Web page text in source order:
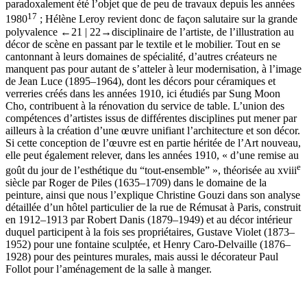
paradoxalement été l’objet que de peu de travaux depuis les années
198017 ; Hélène Leroy revient donc de façon salutaire sur la grande
polyvalence ←21 | 22→disciplinaire de l’artiste, de l’illustration au
décor de scène en passant par le textile et le mobilier. Tout en se
cantonnant à leurs domaines de spécialité, d’autres créateurs ne
manquent pas pour autant de s’atteler à leur modernisation, à l’image
de Jean Luce (1895–1964), dont les décors pour céramiques et
verreries créés dans les années 1910, ici étudiés par Sung Moon
Cho, contribuent à la rénovation du service de table. L’union des
compétences d’artistes issus de différentes disciplines put mener par
ailleurs à la création d’une œuvre unifiant l’architecture et son décor.
Si cette conception de l’œuvre est en partie héritée de l’Art nouveau,
elle peut également relever, dans les années 1910, « d’une remise au
goût du jour de l’esthétique du “tout-ensemble” », théorisée au xviiie
siècle par Roger de Piles (1635–1709) dans le domaine de la
peinture, ainsi que nous l’explique Christine Gouzi dans son analyse
détaillée d’un hôtel particulier de la rue de Rémusat à Paris, construit
en 1912–1913 par Robert Danis (1879–1949) et au décor intérieur
duquel participent à la fois ses propriétaires, Gustave Violet (1873–
1952) pour une fontaine sculptée, et Henry Caro-Delvaille (1876–
1928) pour des peintures murales, mais aussi le décorateur Paul
Follot pour l’aménagement de la salle à manger.